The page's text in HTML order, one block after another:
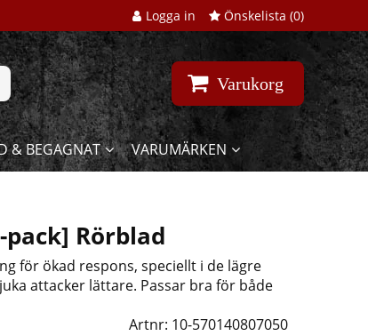
Logga in Önskelista (0)
Varukorg
& BEGAGNAT VARUMÄRKEN
Rörblad
för ökad respons,speciellt i de lägre
attacker lättare. Passar bra för både
Artnr: 10-570140807050